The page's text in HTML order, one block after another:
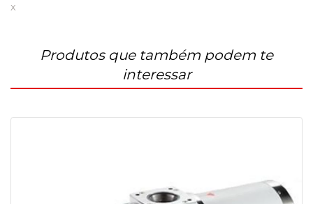
x
Produtos que também podem te
interessar